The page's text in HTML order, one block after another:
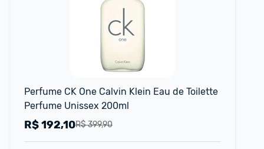
Perfume CK One Calvin Klein Eau de Toilette
Perfume Unissex 200ml
R$ 399,90
R$192,10